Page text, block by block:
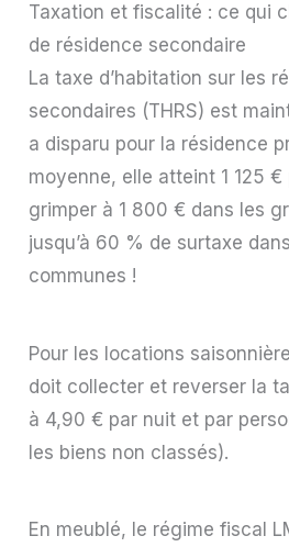
Taxation et fiscalité : ce qui
de résidence secondaire
La taxe d’habitation sur les
secondaires (THRS) est
a disparu pour la résidence
moyenne, elle atteint 1 125
grimper à 1 800 € dans les
jusqu’à 60 % de surtaxe
communes !
Pour les locations
doit collecter et reverser la
à 4,90 € par nuit et par
les biens non classés).
En meublé, le régime fiscal